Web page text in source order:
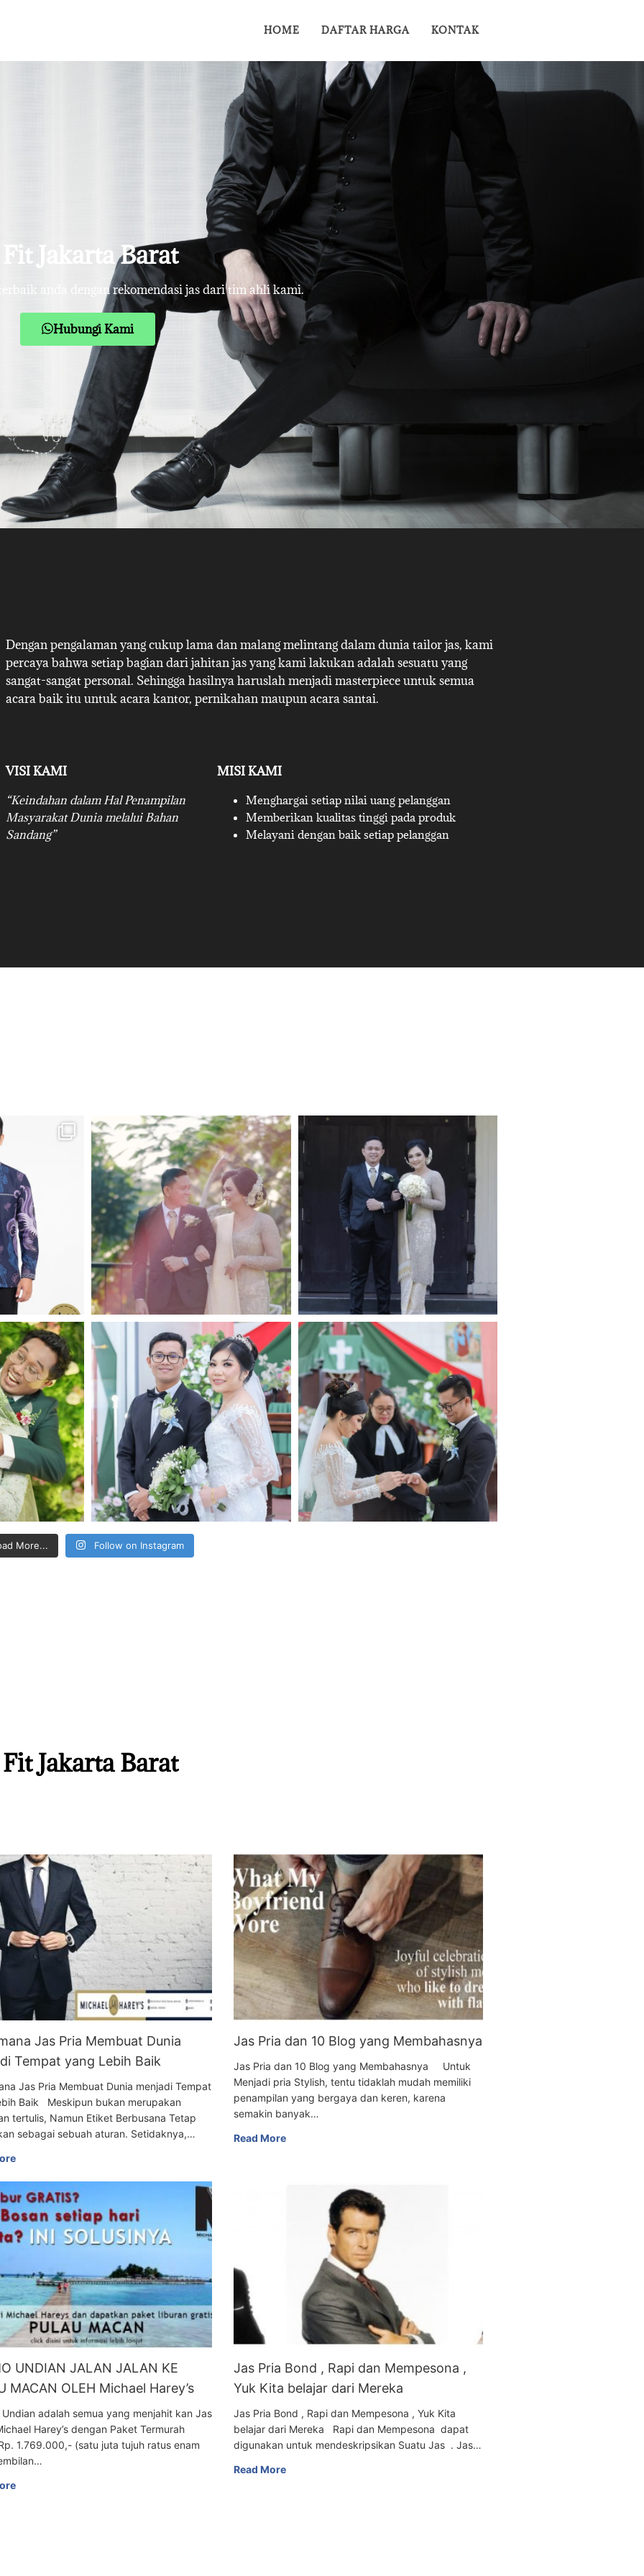
HOME DAFTAR HARGA KONTAK
Jakarta Barat
anda dengan rekomendasi jas dari tim ahli kami.
Hubungi Kami
Dengan pengalaman yang cukup lama dan malang melintang dalam dunia tailor jas, kami
percaya bahwa setiap bagian dari jahitan jas yang kami lakukan adalah sesuatu yang
sangat-sangat personal. Sehingga hasilnya haruslah menjadi masterpiece untuk semua
acara baik itu untuk acara kantor, pernikahan maupun acara santai.
VISI KAMI
“Keindahan dalam Hal Penampilan
Masyarakat Dunia melalui Bahan
Sandang”
MISI KAMI
Menghargai setiap nilai uang pelanggan
Memberikan kualitas tinggi pada produk
Melayani dengan baik setiap pelanggan
More... Follow on Instagram
Jakarta Barat
Jas Pria Membuat Dunia
Tempat yang Lebih Baik
Jas Pria Membuat Dunia menjadi Tempat
Baik Meskipun bukan merupakan
tertulis, Namun Etiket Berbusana Tetap
sebagai sebuah aturan. Setidaknya,…
Jas Pria dan 10 Blog yang Membahasnya
Jas Pria dan 10 Blog yang Membahasnya Untuk
Menjadi pria Stylish, tentu tidaklah mudah memiliki
penampilan yang bergaya dan keren, karena
semakin banyak…
Read More
UNDIAN JALAN JALAN KE
MACAN OLEH Michael Harey’s
adalah semua yang menjahit kan Jas
Harey’s dengan Paket Termurah
1.769.000,- (satu juta tujuh ratus enam
Jas Pria Bond , Rapi dan Mempesona ,
Yuk Kita belajar dari Mereka
Jas Pria Bond , Rapi dan Mempesona , Yuk Kita
belajar dari Mereka Rapi dan Mempesona dapat
digunakan untuk mendeskripsikan Suatu Jas . Jas…
Read More